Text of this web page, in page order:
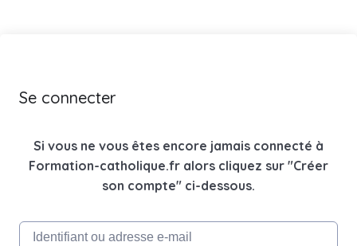
Se connecter
Si vous ne vous êtes encore jamais connecté à
Formation-catholique.fr alors cliquez sur "Créer
son compte" ci-dessous.